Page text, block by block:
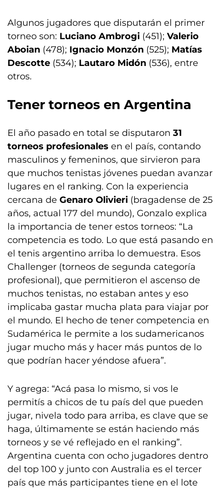
Algunos jugadores que disputarán el primer
torneo son: Luciano Ambrogi (451); Valerio
Aboian (478); Ignacio Monzón (525); Matías
Descotte (534); Lautaro Midón (536), entre
otros.
Tener torneos en Argentina
El año pasado en total se disputaron 31
torneos profesionales en el país, contando
masculinos y femeninos, que sirvieron para
que muchos tenistas jóvenes puedan avanzar
lugares en el ranking. Con la experiencia
cercana de Genaro Olivieri (bragadense de 25
años, actual 177 del mundo), Gonzalo explica
la importancia de tener estos torneos: “La
competencia es todo. Lo que está pasando en
el tenis argentino arriba lo demuestra. Esos
Challenger (torneos de segunda categoría
profesional), que permitieron el ascenso de
muchos tenistas, no estaban antes y eso
implicaba gastar mucha plata para viajar por
el mundo. El hecho de tener competencia en
Sudamérica le permite a los sudamericanos
jugar mucho más y hacer más puntos de lo
que podrían hacer yéndose afuera”.
Y agrega: “Acá pasa lo mismo, si vos le
permitís a chicos de tu país del que pueden
jugar, nivela todo para arriba, es clave que se
haga, últimamente se están haciendo más
torneos y se vé reflejado en el ranking”.
Argentina cuenta con ocho jugadores dentro
del top 100 y junto con Australia es el tercer
país que más participantes tiene en el lote